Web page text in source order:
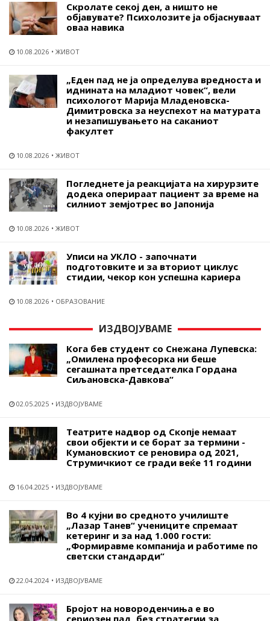
Скролате секој ден, а ништо не
објавувате? Психолозите ја објаснуваат
оваа навика
10.08.2026 ЖИВОТ
„Еден пад не ја определува вредноста и
иднината на младиот човек“, вели
психологот Марија Младеновска-
Димитровска за неуспехот на матурата
и незапишувањето на саканиот
факултет
10.08.2026 ЖИВОТ
Погледнете ја реакцијата на хирурзите
додека оперираат пациент за време на
силниот земјотрес во Јапонија
10.08.2026 ЖИВОТ
Уписи на УКЛО - започнати
подготовките и за вториот циклус
стидии, чекор кон успешна кариера
10.08.2026 ОБРАЗОВАНИЕ
ИЗДВОЈУВАМЕ
Кога бев студент со Снежана Лупевска:
„Омилена професорка ни беше
сегашната претседателка Гордана
Сиљановска-Давкова“
02.05.2025 ИЗДВОЈУВАМЕ
Театрите надвор од Скопје немаат
свои објекти и се борат за термини -
Кумановскиот се реновира од 2021,
Струмичкиот се гради веќе 11 години
16.04.2025 ИЗДВОЈУВАМЕ
Во 4 кујни во средното училиште
„Лазар Танев“ учениците спремаат
кетеринг и за над 1.000 гости:
„Формиравме компанија и работиме по
светски стандарди“
22.04.2024 ИЗДВОЈУВАМЕ
Бројот на новороденчиња е во